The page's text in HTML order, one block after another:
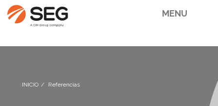
MENU
INICIO Referencias